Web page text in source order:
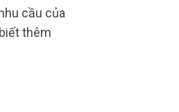
cầu của
thêm